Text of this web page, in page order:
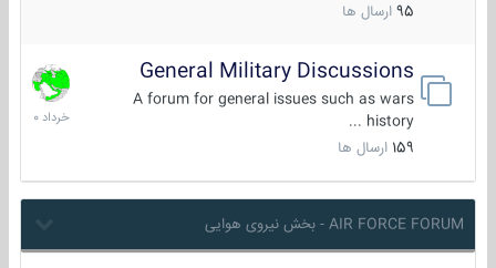
95 ارسال ها
General Military Discussions
A forum for general issues such as wars
history ...
159 ارسال ها
10
خرداد
1400
AIR FORCE FORUM - بخش نیروی هوایی